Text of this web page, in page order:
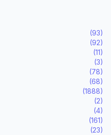
(93)
(92)
(11)
(3)
(78)
(68)
(1888)
(2)
(4)
(161)
(23)